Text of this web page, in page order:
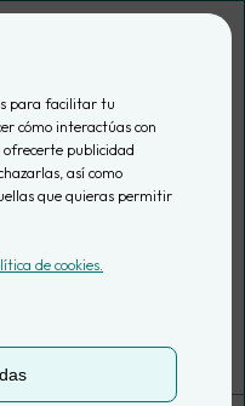
para facilitar tu
cómo interactúas con
ofrecerte publicidad
así como
que quieras permitir
de cookies.
el
en